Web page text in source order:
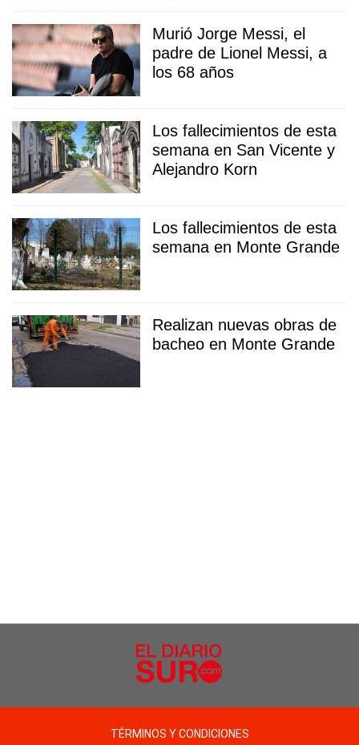
Murió Jorge Messi, el
padre de Lionel Messi, a
los 68 años
Los fallecimientos de esta
semana en San Vicente y
Alejandro Korn
Los fallecimientos de esta
semana en Monte Grande
Realizan nuevas obras de
bacheo en Monte Grande
TÉRMINOS Y CONDICIONES